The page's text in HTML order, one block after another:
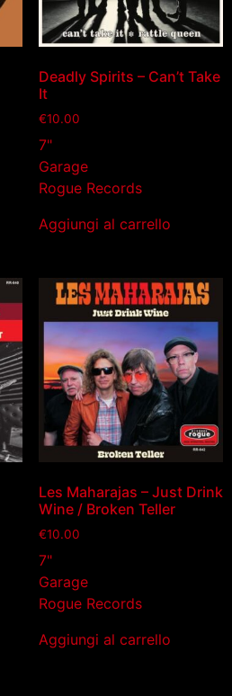
Deadly Spirits – Can’t Take
It
€10.00
7"
Garage
Rogue Records
Aggiungi al carrello
Les Maharajas – Just Drink
Wine / Broken Teller
€10.00
7"
Garage
Rogue Records
Aggiungi al carrello